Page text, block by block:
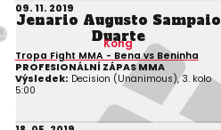
09. 11. 2019
Jenario Augusto Sampaio
Duarte
Kong
Tropa Fight MMA - Bena vs Beninha
PROFESIONÁLNÍ ZÁPAS MMA
Výsledek: Decision (Unanimous), 3. kolo
5:00